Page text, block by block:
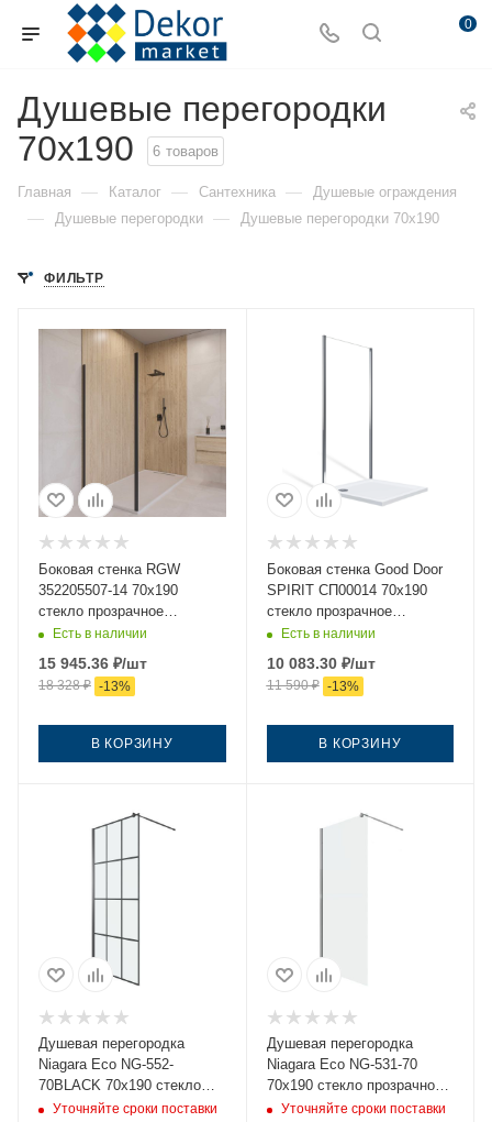
0
Душевые перегородки
70x190
6 товаров
Главная — Каталог — Сантехника — Душевые ограждения
— Душевые перегородки — Душевые перегородки 70x190
ФИЛЬТР
Боковая стенка RGW
352205507-14 70х190
стекло прозрачное
профиль черный
Есть в наличии
15 945.36 ₽/шт
18 328₽ -13%
В КОРЗИНУ
Боковая стенка Good Door
SPIRIT СП00014 70х190
стекло прозрачное
профиль хром
Есть в наличии
10 083.30₽/шт
11 590₽ -13%
В КОРЗИНУ
Душевая перегородка
Niagara Eco NG-552-
70BLACK 70х190 стекло
прозрачное профиль
Уточняйте сроки поставки
Душевая перегородка
Niagara Eco NG-531-70
70х190 стекло прозрачное
профиль хром
Уточняйте сроки поставки